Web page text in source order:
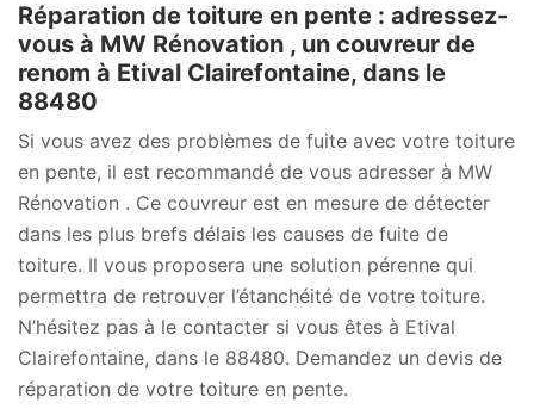
Réparation de toiture en pente : adressez-
vous à MW Rénovation , un couvreur de
renom à Etival Clairefontaine, dans le
88480
Si vous avez des problèmes de fuite avec votre toiture
en pente, il est recommandé de vous adresser à MW
Rénovation . Ce couvreur est en mesure de détecter
dans les plus brefs délais les causes de fuite de
toiture. Il vous proposera une solution pérenne qui
permettra de retrouver l’étanchéité de votre toiture.
N’hésitez pas à le contacter si vous êtes à Etival
Clairefontaine, dans le 88480. Demandez un devis de
réparation de votre toiture en pente.